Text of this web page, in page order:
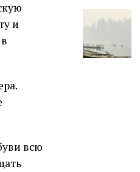
и
всю